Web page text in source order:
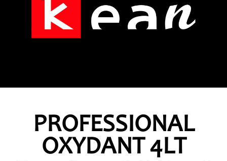
PROFESSIONAL
OXYDANT 4LT